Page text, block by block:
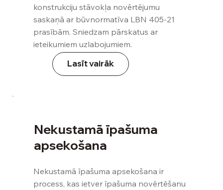
konstrukciju stāvokļa novērtējumu
saskaņā ar būvnormatīva LBN 405-21
prasībām. Sniedzam pārskatus ar
ieteikumiem uzlabojumiem.
Lasīt vairāk
Nekustamā īpašuma
apsekošana
Nekustamā īpašuma apsekošana ir
process, kas ietver īpašuma novērtēšanu